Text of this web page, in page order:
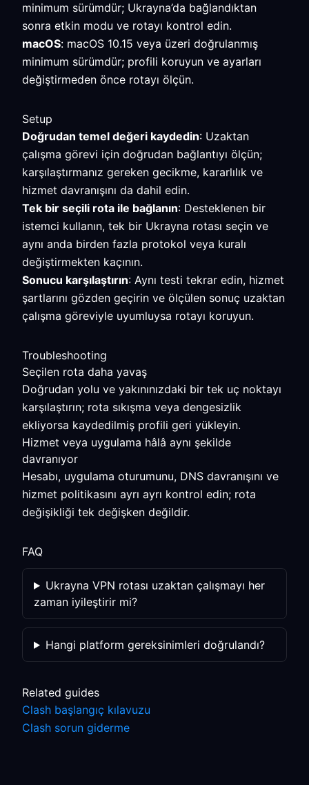
minimum sürümdür; Ukrayna’da bağlandıktan
sonra etkin modu ve rotayı kontrol edin.
macOS: macOS 10.15 veya üzeri doğrulanmış
minimum sürümdür; profili koruyun ve ayarları
değiştirmeden önce rotayı ölçün.
Setup
Doğrudan temel değeri kaydedin: Uzaktan
çalışma görevi için doğrudan bağlantıyı ölçün;
karşılaştırmanız gereken gecikme, kararlılık ve
hizmet davranışını da dahil edin.
Tek bir seçili rota ile bağlanın: Desteklenen bir
istemci kullanın, tek bir Ukrayna rotası seçin ve
aynı anda birden fazla protokol veya kuralı
değiştirmekten kaçının.
Sonucu karşılaştırın: Aynı testi tekrar edin, hizmet
şartlarını gözden geçirin ve ölçülen sonuç uzaktan
çalışma göreviyle uyumluysa rotayı koruyun.
Troubleshooting
Seçilen rota daha yavaş
Doğrudan yolu ve yakınınızdaki bir tek uç noktayı
karşılaştırın; rota sıkışma veya dengesizlik
ekliyorsa kaydedilmiş profili geri yükleyin.
Hizmet veya uygulama hâlâ aynı şekilde
davranıyor
Hesabı, uygulama oturumunu, DNS davranışını ve
hizmet politikasını ayrı ayrı kontrol edin; rota
değişikliği tek değişken değildir.
FAQ
Ukrayna VPN rotası uzaktan çalışmayı her
zaman iyileştirir mi?
Hangi platform gereksinimleri doğrulandı?
Related guides
Clash başlangıç kılavuzu
Clash sorun giderme